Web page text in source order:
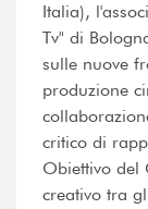
Italia),
Tv" di
sulle nuove
produzione
critico di
Obiettivo del
creativo tra